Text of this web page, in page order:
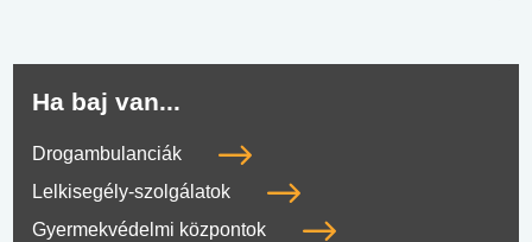
Ha baj van...
Drogambulanciák
Lelkisegély-szolgálatok
Gyermekvédelmi központok